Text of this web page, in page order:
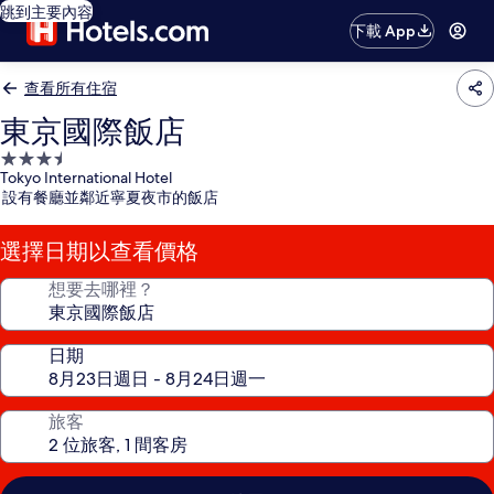
跳到主要內容
下載 App
查看所有住宿
東京國際飯店
3.5
星
級
住
宿
Tokyo International Hotel
設有餐廳並鄰近寧夏夜市的飯店
選擇日期以查看價格
想要去哪裡？
日期
旅客